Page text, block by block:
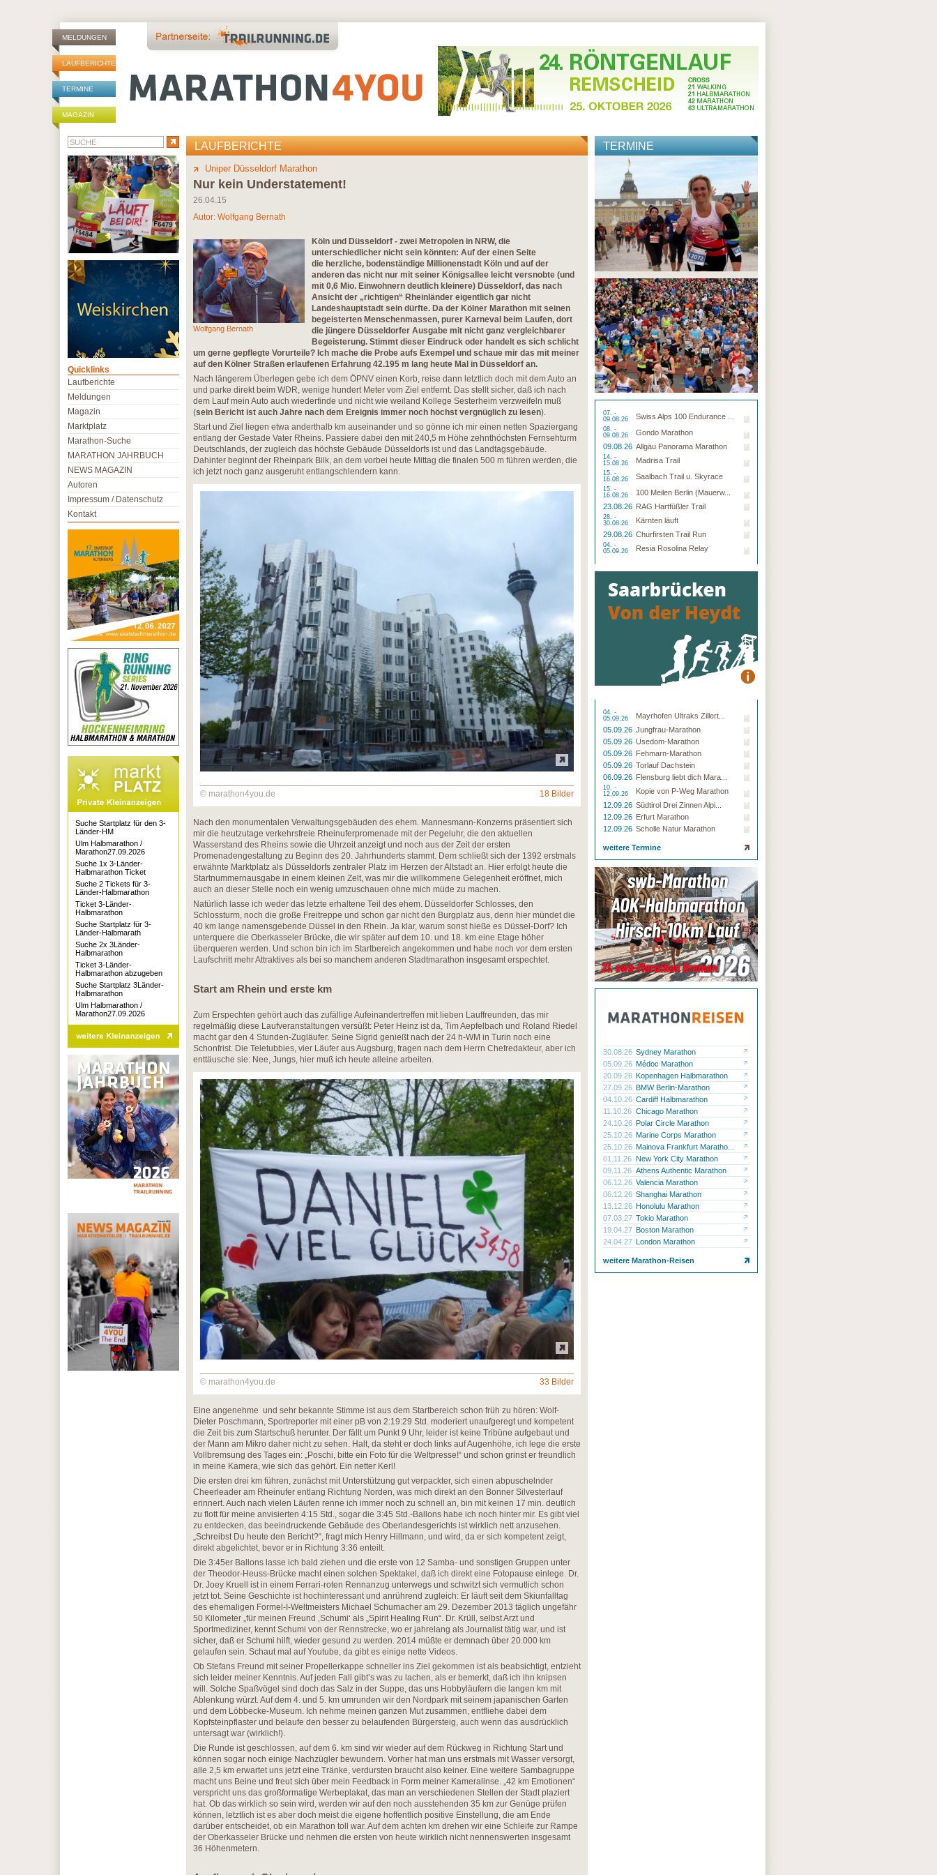
MELDUNGEN
LAUFBERICHTE
TERMINE
MAGAZIN
LAUFBERICHTE
Uniper Düsseldorf Marathon
Nur kein Understatement!
26.04.15
Autor: Wolfgang Bernath
Wolfgang Bernath
Köln und Düsseldorf - zwei Metropolen in NRW, die
unterschiedlicher nicht sein könnten: Auf der einen Seite
die herzliche, bodenständige Millionenstadt Köln und auf der
anderen das nicht nur mit seiner Königsallee leicht versnobte (und
mit 0,6 Mio. Einwohnern deutlich kleinere) Düsseldorf, das nach
Ansicht der „richtigen“ Rheinländer eigentlich gar nicht
Landeshauptstadt sein dürfte. Da der Kölner Marathon mit seinen
begeisterten Menschenmassen, purer Karneval beim Laufen, dort
die jüngere Düsseldorfer Ausgabe mit nicht ganz vergleichbarer
Begeisterung. Stimmt dieser Eindruck oder handelt es sich schlicht
um gerne gepflegte Vorurteile? Ich mache die Probe aufs Exempel und schaue mir das mit meiner
auf den Kölner Straßen erlaufenen Erfahrung 42.195 m lang heute Mal in Düsseldorf an.
Nach längerem Überlegen gebe ich dem ÖPNV einen Korb, reise dann letztlich doch mit dem Auto an
und parke direkt beim WDR, wenige hundert Meter vom Ziel entfernt. Das stellt sicher, daß ich nach
dem Lauf mein Auto auch wiederfinde und nicht wie weiland Kollege Sesterheim verzweifeln muß
(sein Bericht ist auch Jahre nach dem Ereignis immer noch höchst vergnüglich zu lesen).
Start und Ziel liegen etwa anderthalb km auseinander und so gönne ich mir einen netten Spaziergang
entlang der Gestade Vater Rheins. Passiere dabei den mit 240,5 m Höhe zehnthöchsten Fernsehturm
Deutschlands, der zugleich das höchste Gebäude Düsseldorfs ist und das Landtagsgebäude.
Dahinter beginnt der Rheinpark Bilk, an dem vorbei heute Mittag die finalen 500 m führen werden, die
ich jetzt noch ganz ausgeruht entlangschlendern kann.
© marathon4you.de 18 Bilder
Nach den monumentalen Verwaltungsgebäuden des ehem. Mannesmann-Konzerns präsentiert sich
mir die heutzutage verkehrsfreie Rheinuferpromenade mit der Pegeluhr, die den aktuellen
Wasserstand des Rheins sowie die Uhrzeit anzeigt und noch aus der Zeit der ersten
Promenadengestaltung zu Beginn des 20. Jahrhunderts stammt. Dem schließt sich der 1392 erstmals
erwähnte Marktplatz als Düsseldorfs zentraler Platz im Herzen der Altstadt an. Hier erfolgt heute die
Startnummernausgabe in einem kleinen Zelt, was mir die willkommene Gelegenheit eröffnet, mich
auch an dieser Stelle noch ein wenig umzuschauen ohne mich müde zu machen.
Natürlich lasse ich weder das letzte erhaltene Teil des ehem. Düsseldorfer Schlosses, den
Schlossturm, noch die große Freitreppe und schon gar nicht den Burgplatz aus, denn hier mündet die
40 km lange namensgebende Düssel in den Rhein. Ja klar, warum sonst hieße es Düssel-Dorf? Ich
unterquere die Oberkasseler Brücke, die wir später auf dem 10. und 18. km eine Etage höher
überqueren werden. Und schon bin ich im Startbereich angekommen und habe noch vor dem ersten
Laufschritt mehr Attraktives als bei so manchem anderen Stadtmarathon insgesamt erspechtet.
Start am Rhein und erste km
Zum Erspechten gehört auch das zufällige Aufeinandertreffen mit lieben Lauffreunden, das mir
regelmäßig diese Laufveranstaltungen versüßt: Peter Heinz ist da, Tim Aepfelbach und Roland Riedel
macht gar den 4 Stunden-Zugläufer. Seine Sigrid genießt nach der 24 h-WM in Turin noch eine
Schonfrist. Die Teletubbies, vier Läufer aus Augsburg, fragen nach dem Herrn Chefredakteur, aber ich
enttäusche sie: Nee, Jungs, hier muß ich heute alleine arbeiten.
© marathon4you.de 33 Bilder
Eine angenehme und sehr bekannte Stimme ist aus dem Startbereich schon früh zu hören: Wolf-
Dieter Poschmann, Sportreporter mit einer pB von 2:19:29 Std. moderiert unaufgeregt und kompetent
die Zeit bis zum Startschuß herunter. Der fällt um Punkt 9 Uhr, leider ist keine Tribüne aufgebaut und
der Mann am Mikro daher nicht zu sehen. Halt, da steht er doch links auf Augenhöhe, ich lege die erste
Vollbremsung des Tages ein: „Poschi, bitte ein Foto für die Weltpresse!“ und schon grinst er freundlich
in meine Kamera, wie sich das gehört. Ein netter Kerl!
Die ersten drei km führen, zunächst mit Unterstützung gut verpackter, sich einen abpuschelnder
Cheerleader am Rheinufer entlang Richtung Norden, was mich direkt an den Bonner Silvesterlauf
erinnert. Auch nach vielen Läufen renne ich immer noch zu schnell an, bin mit keinen 17 min. deutlich
zu flott für meine anvisierten 4:15 Std., sogar die 3:45 Std.-Ballons habe ich noch hinter mir. Es gibt viel
zu entdecken, das beeindruckende Gebäude des Oberlandesgerichts ist wirklich nett anzusehen.
„Schreibst Du heute den Bericht?“, fragt mich Henry Hillmann, und wird, da er sich kompetent zeigt,
direkt abgelichtet, bevor er in Richtung 3:36 enteilt.
Die 3:45er Ballons lasse ich bald ziehen und die erste von 12 Samba- und sonstigen Gruppen unter
der Theodor-Heuss-Brücke macht einen solchen Spektakel, daß ich direkt eine Fotopause einlege. Dr.
Dr. Joey Kruell ist in einem Ferrari-roten Rennanzug unterwegs und schwitzt sich vermutlich schon
jetzt tot. Seine Geschichte ist hochinteressant und anrührend zugleich: Er läuft seit dem Skiunfalltag
des ehemaligen Formel-I-Weltmeisters Michael Schumacher am 29. Dezember 2013 täglich ungefähr
50 Kilometer „für meinen Freund ‚Schumi‘ als „Spirit Healing Run“. Dr. Krüll, selbst Arzt und
Sportmediziner, kennt Schumi von der Rennstrecke, wo er jahrelang als Journalist tätig war, und ist
sicher, daß er Schumi hilft, wieder gesund zu werden. 2014 müßte er demnach über 20.000 km
gelaufen sein. Schaut mal auf Youtube, da gibt es einige nette Videos.
Ob Stefans Freund mit seiner Propellerkappe schneller ins Ziel gekommen ist als beabsichtigt, entzieht
sich leider meiner Kenntnis. Auf jeden Fall gibt’s was zu lachen, als er bemerkt, daß ich ihn knipsen
will. Solche Spaßvögel sind doch das Salz in der Suppe, das uns Hobbyläufern die langen km mit
Ablenkung würzt. Auf dem 4. und 5. km umrunden wir den Nordpark mit seinem japanischen Garten
und dem Löbbecke-Museum. Ich nehme meinen ganzen Mut zusammen, entfliehe dabei dem
Kopfsteinpflaster und belaufe den besser zu belaufenden Bürgersteig, auch wenn das ausdrücklich
untersagt war (wirklich!).
Die Runde ist geschlossen, auf dem 6. km sind wir wieder auf dem Rückweg in Richtung Start und
können sogar noch einige Nachzügler bewundern. Vorher hat man uns erstmals mit Wasser versorgt,
alle 2,5 km erwartet uns jetzt eine Tränke, verdursten braucht also keiner. Eine weitere Sambagruppe
macht uns Beine und freut sich über mein Feedback in Form meiner Kameralinse. „42 km Emotionen“
verspricht uns das großformatige Werbeplakat, das man an verschiedenen Stellen der Stadt plaziert
hat. Ob das wirklich so sein wird, werden wir auf den noch ausstehenden 35 km zur Genüge prüfen
können, letztlich ist es aber doch meist die eigene hoffentlich positive Einstellung, die am Ende
darüber entscheidet, ob ein Marathon toll war. Auf dem achten km drehen wir eine Schleife zur Rampe
der Oberkasseler Brücke und nehmen die ersten von heute wirklich nicht nennenswerten insgesamt
36 Höhenmetern.
TERMINE
07. -
09.08.26
Swiss Alps 100 Endurance ...
08. -
09.08.26
Gondo Marathon
09.08.26 Allgäu Panorama Marathon
14. -
15.08.26
Madrisa Trail
15. -
16.08.26
Saalbach Trail u. Skyrace
15. -
16.08.26
100 Meilen Berlin (Mauerw...
23.08.26 RAG Hartfüßler Trail
28. -
30.08.26
Kärnten läuft
29.08.26 Churfirsten Trail Run
04. -
05.09.26
Resia Rosolina Relay
04. -
05.09.26
Mayrhofen Ultraks Zillert...
05.09.26 Jungfrau-Marathon
05.09.26 Usedom-Marathon
05.09.26 Fehmarn-Marathon
05.09.26 Torlauf Dachstein
06.09.26 Flensburg liebt dich Mara...
10. -
12.09.26
Kopie von P-Weg Marathon
12.09.26 Südtirol Drei Zinnen Alpi...
12.09.26 Erfurt Marathon
12.09.26 Scholle Natur Marathon
weitere Termine
30.08.26 Sydney Marathon
05.09.26 Médoc Marathon
20.09.26 Kopenhagen Halbmarathon
27.09.26 BMW Berlin-Marathon
04.10.26 Cardiff Halbmarathon
11.10.26 Chicago Marathon
24.10.26 Polar Circle Marathon
25.10.26 Marine Corps Marathon
25.10.26 Mainova Frankfurt Maratho...
01.11.26 New York City Marathon
09.11.26 Athens Authentic Marathon
06.12.26 Valencia Marathon
06.12.26 Shanghai Marathon
13.12.26 Honolulu Marathon
07.03.27 Tokio Marathon
19.04.27 Boston Marathon
24.04.27 London Marathon
weitere Marathon-Reisen
Quicklinks
Laufberichte
Meldungen
Magazin
Marktplatz
Marathon-Suche
MARATHON JAHRBUCH
NEWS MAGAZIN
Autoren
Impressum / Datenschutz
Kontakt
Suche Startplatz für den 3-
Länder-HM
Ulm Halbmarathon /
Marathon27.09.2026
Suche 1x 3-Länder-
Halbmarathon Ticket
Suche 2 Tickets für 3-
Länder-Halbmarathon
Ticket 3-Länder-
Halbmarathon
Suche Startplatz für 3-
Länder-Halbmarath
Suche 2x 3Länder-
Halbmarathon
Ticket 3-Länder-
Halbmarathon abzugeben
Suche Startplatz 3Länder-
Halbmarathon
Ulm Halbmarathon /
Marathon27.09.2026